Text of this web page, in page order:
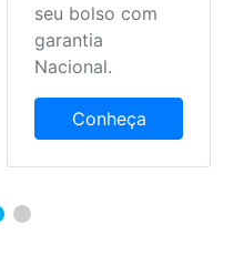
em um único
local.
Conheça